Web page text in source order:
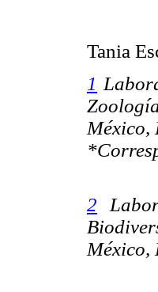
Tania
1
México,
2
México,